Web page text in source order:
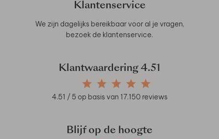
Klantenservice
We zijn dagelijks bereikbaar voor al je vragen,
bezoek de klantenservice.
Klantwaardering 4.51
4.51 / 5 op basis van 17.150 reviews
Blijf op de hoogte